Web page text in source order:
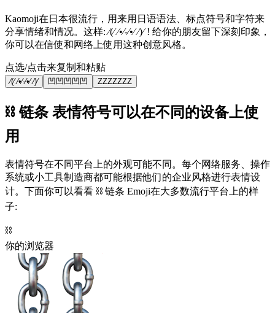
Kaomoji在日本很流行，用来用日语语法、标点符号和字符来
分享情绪和情况。这样: ⁄(⁄ ⁄•⁄-⁄•⁄ ⁄)⁄ ! 给你的朋友留下深刻印象，
你可以在信使和网络上使用这种创意风格。
点选/点击来复制和粘贴
⁄(⁄ ⁄•⁄-⁄•⁄ ⁄)⁄ 凹凹凹凹凹 ZZZZZZZ
⛓️ 链条 表情符号可以在不同的设备上使
用
表情符号在不同平台上的外观可能不同。每个网络服务、操作
系统或小工具制造商都可能根据他们的企业风格进行表情设
计。下面你可以看看 ⛓️ 链条 Emoji在大多数流行平台上的样
子:
⛓️
你的浏览器